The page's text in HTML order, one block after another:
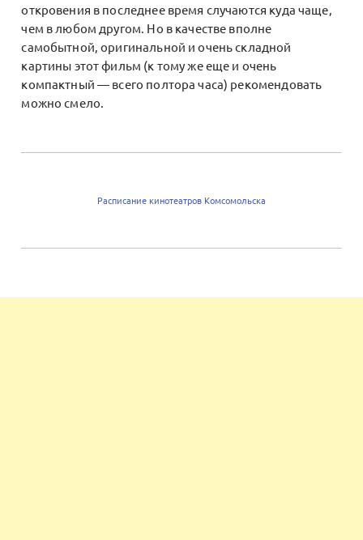
откровения в последнее время случаются куда чаще,
чем в любом другом. Но в качестве вполне
самобытной, оригинальной и очень складной
картины этот фильм (к тому же еще и очень
компактный — всего полтора часа) рекомендовать
можно смело.
Расписание кинотеатров Комсомольска